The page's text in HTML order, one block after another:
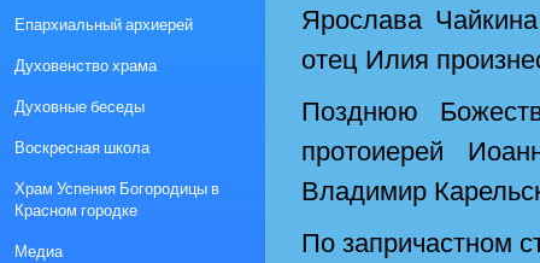
Ярослава
отец Илия
Позднюю
протоиерей
Владимир
По запричастном
Епархиальный архиерей
Духовенство храма
Духовные беседы
Воскресная школа
Храм Успения Богородицы в
Красном городке
Медиа